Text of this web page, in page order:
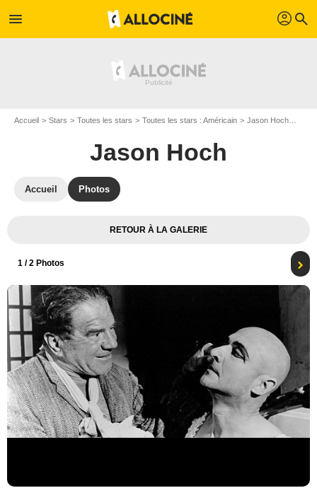
menu profil search
Accueil Stars Toutes les stars Toutes les stars : Américain Jason Hoch
Jason Hoch
Accueil Photos
RETOUR À LA GALERIE
1 / 2 Photos